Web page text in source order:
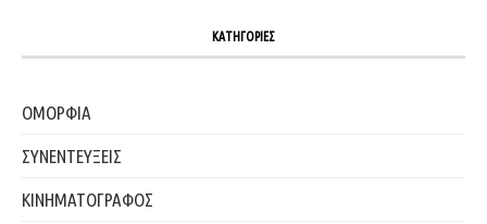
ΚΑΤΗΓΟΡΙΕΣ
ΟΜΟΡΦΙΑ
ΣΥΝΕΝΤΕΥΞΕΙΣ
ΚΙΝΗΜΑΤΟΓΡΑΦΟΣ